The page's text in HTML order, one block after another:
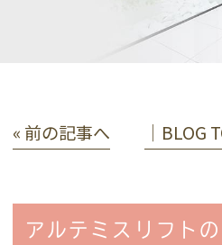
« 前の記事へ │BLOG
アルテミスリフト